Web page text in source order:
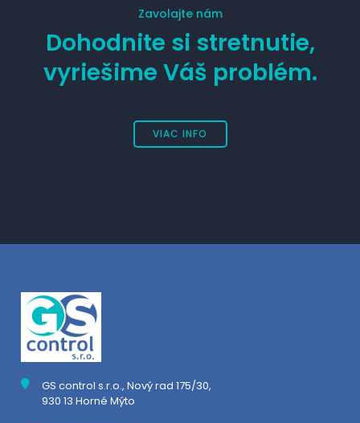
Zavolajte nám
Dohodnite si stretnutie,
vyriešime Váš problém.
VIAC INFO
GS control s.r.o., Nový rad 175/30,
930 13 Horné Mýto